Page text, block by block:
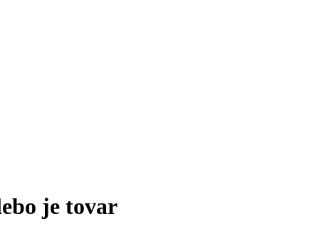
je tovar